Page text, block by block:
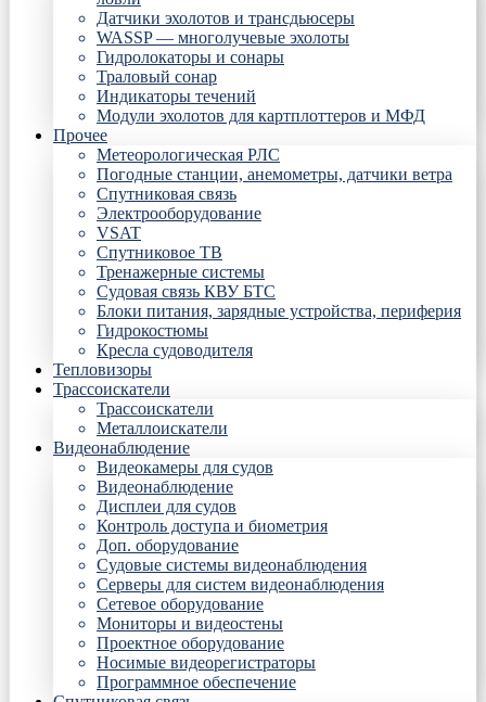
Датчики эхолотов и трансдьюсеры
WASSP — многолучевые эхолоты
Гидролокаторы и сонары
Траловый сонар
Индикаторы течений
Модули эхолотов для картплоттеров и МФД
Прочее
Метеорологическая РЛС
Погодные станции, анемометры, датчики ветра
Спутниковая связь
Электрооборудование
VSAT
Спутниковое ТВ
Тренажерные системы
Судовая связь КВУ БТС
Блоки питания, зарядные устройства, периферия
Гидрокостюмы
Кресла судоводителя
Тепловизоры
Трассоискатели
Трассоискатели
Металлоискатели
Видеонаблюдение
Видеокамеры для судов
Видеонаблюдение
Дисплеи для судов
Контроль доступа и биометрия
Доп. оборудование
Судовые системы видеонаблюдения
Серверы для систем видеонаблюдения
Сетевое оборудование
Мониторы и видеостены
Проектное оборудование
Носимые видеорегистраторы
Программное обеспечение